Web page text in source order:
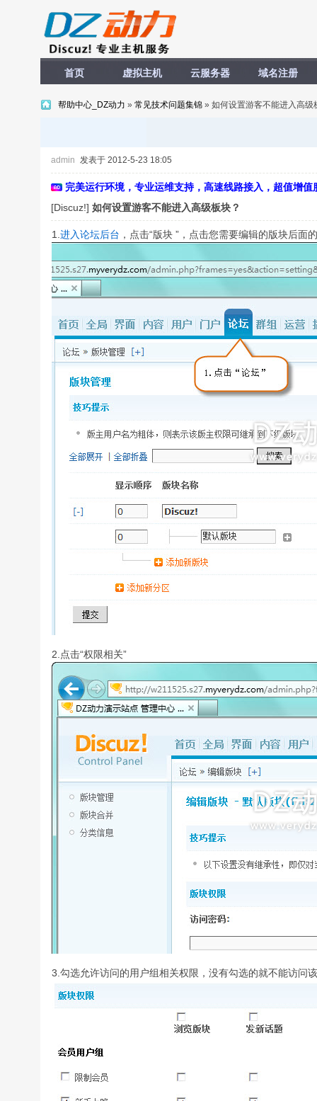
首页 虚拟主机 云服务器 域名注册
帮助中心_DZ动力 » 常见技术问题集锦 » 如何设置游客不能进入高级
admin 发表于 2012-5-23 18:05
完美运行环境，专业运维支持，高速线路接入，超值增
[Discuz!] 如何设置游客不能进入高级板块？
1. 进入论坛后台 ，点击“版块 ”，点击您需要编辑的版块后面
2.点击“权限相关”
3.勾选允许访问的用户组相关权限，没有勾选的就不能访问